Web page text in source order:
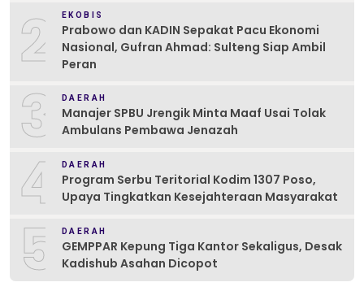
2 EKOBIS
Prabowo dan KADIN Sepakat Pacu Ekonomi
Nasional, Gufran Ahmad: Sulteng Siap Ambil
Peran
3 DAERAH
Manajer SPBU Jrengik Minta Maaf Usai Tolak
Ambulans Pembawa Jenazah
4 DAERAH
Program Serbu Teritorial Kodim 1307 Poso,
Upaya Tingkatkan Kesejahteraan Masyarakat
5 DAERAH
GEMPPAR Kepung Tiga Kantor Sekaligus, Desak
Kadishub Asahan Dicopot